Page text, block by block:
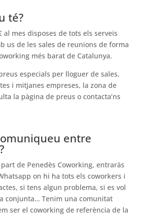
té?
al mes disposes de tots els serveis
us de les sales de reunions de forma
més barat de Catalunya.
especials per lloguer de sales,
i mitjanes empreses, la zona de
la pàgina de preus o contacta’ns
entre
de Penedès Coworking, entraràs
on hi ha tots els coworkers i
si tens algun problema, si es vol
conjunta… Tenim una comunitat
ser el coworking de referència de la